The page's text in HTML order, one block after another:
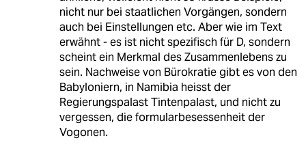
nicht nur bei staatlichen Vorgängen, sondern
auch bei Einstellungen etc. Aber wie im Text
erwähnt - es ist nicht spezifisch für D, sondern
scheint ein Merkmal des Zusammenlebens zu
sein. Nachweise von Bürokratie gibt es von den
Babyloniern, in Namibia heisst der
Regierungspalast Tintenpalast, und nicht zu
vergessen, die formularbesessenheit der
Vogonen.